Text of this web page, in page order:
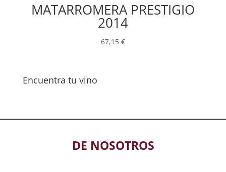
MATARROMERA PRESTIGIO
2014
67,15 €
Encuentra tu vino
DE NOSOTROS